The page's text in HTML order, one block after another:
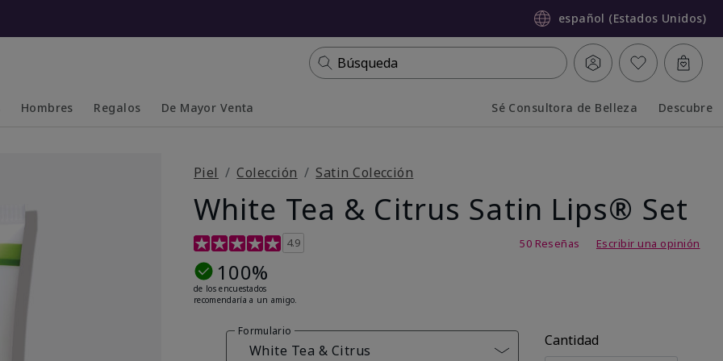
español (Estados Unidos)
Búsqueda
Hombres Regalos De Mayor Venta Sé Consultora de Belleza Descubre
Piel Colección Satin Colección
White Tea & Citrus Satin Lips® Set
Calificación de clientes de 4,7 de 5
4.9 50 Reseñas Escribir una opinión
100%
de los encuestados
recomendaría a un amigo.
Formulario
White Tea & Citrus
Cantidad